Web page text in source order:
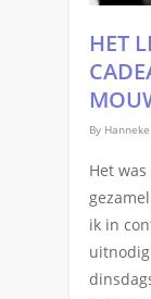
HET
By
Het
ik in